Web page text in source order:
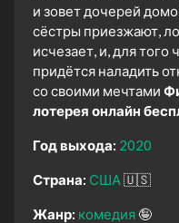
и зовет дочерей
сёстры приезжают,
исчезает, и, для того
придётся наладить
со своими мечтами
лотерея онлайн
Год выхода: 2020
Страна: США🇺🇸
Жанр: комедия 🤪